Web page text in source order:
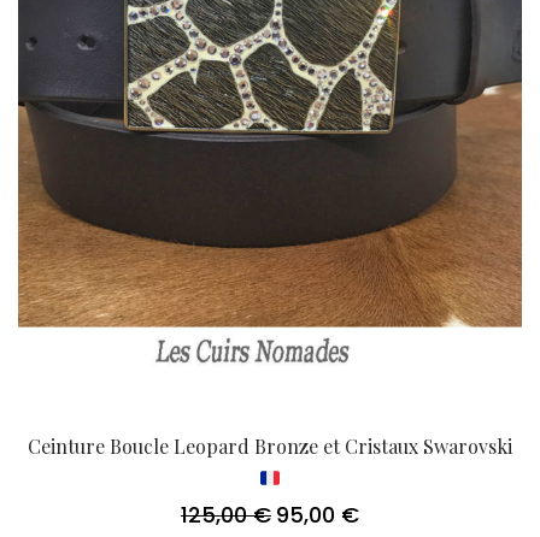
Ceinture Boucle Leopard Bronze et Cristaux Swarovski
125,00€ Le
95,00 €Le